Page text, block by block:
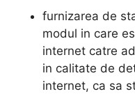
furnizarea de
modul in care
internet catre
in calitate de
internet, ca sa